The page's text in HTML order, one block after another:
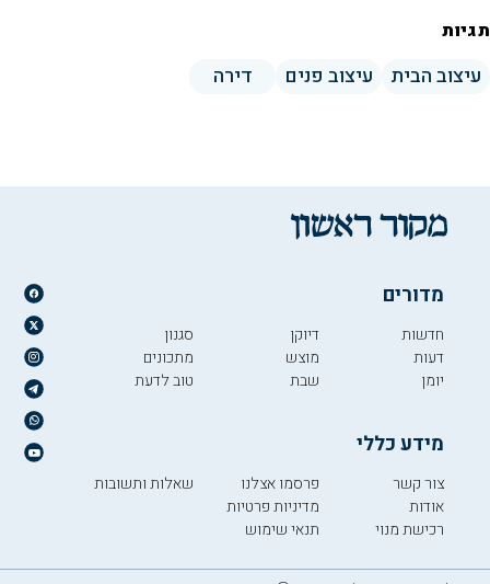
תגיות
עיצוב הבית עיצוב פנים דירה
מדורים
חדשות
דעות
יומן
דיוקן
מוצש
שבת
סגנון
מתכונים
טוב לדעת
מידע כללי
צור קשר
אודות
רכישת מנוי
פרסמו אצלנו
מדיניות פרטיות
תנאי שימוש
שאלות ותשובות